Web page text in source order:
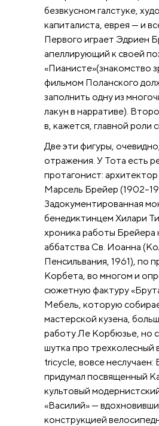
безвкусном галстуке,
капиталиста, еврея — и
Первого играет Эдриен
апеллирующий к своей
«Пианисте»(знакомство
фильмом Поланского
заполнить одну из
лакун в нарративе).
в, кажется, главной роли
Две эти фигуры,
отражения. У Тота есть
протагонист: архитектор
Марсель Брейер
Задокументированная
бенедиктинцем Хилари
хроника работы Брейера
аббатства Св. Иоанна
Пенсильвания, 1961), по
Корбета, во многом и
сюжетную фактуру
Мебель, которую
мастерской кузена,
работу Ле Корбюзье, но
шутка про трехколесный
tricycle, вовсе неслучаен:
придумал посвященный
культовый
«Василий» —
конструкцией